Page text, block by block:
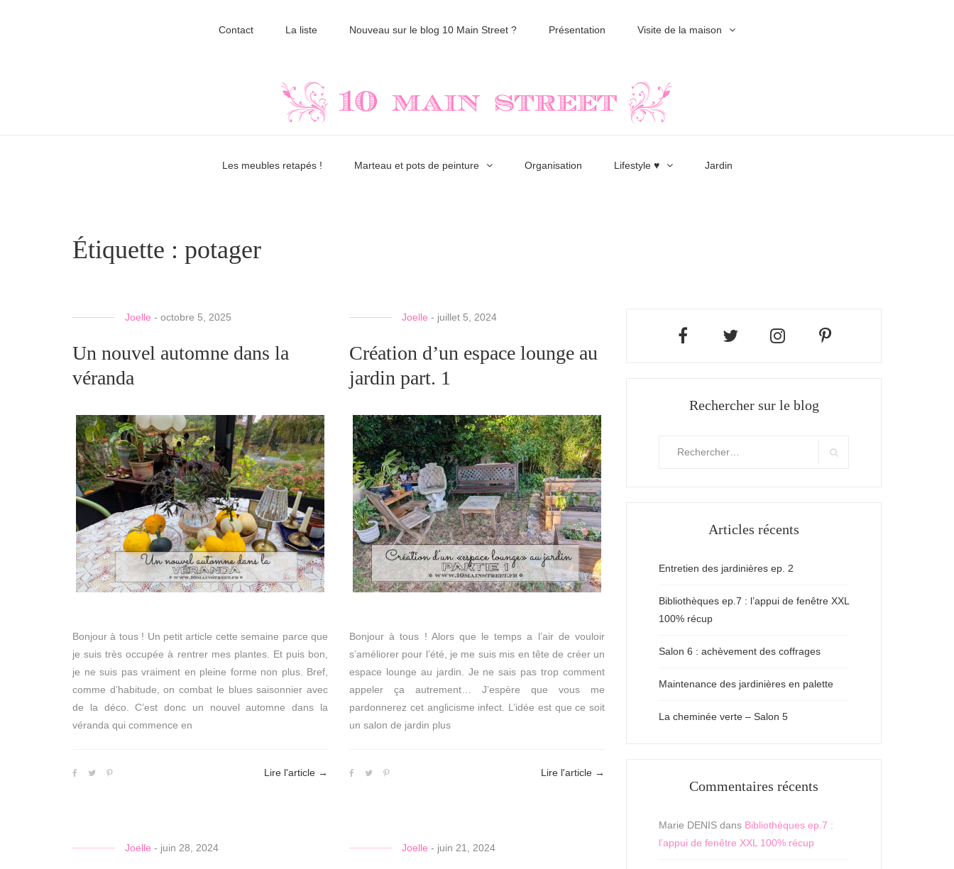
Contact La liste Nouveau sur le blog 10 Main Street ? Présentation Visite de la maison
Les meubles retapés ! Marteau et pots de peinture Organisation Lifestyle ♥ Jardin
Étiquette : potager
Joelle - octobre 5, 2025
Un nouvel automne dans la
véranda
Bonjour à tous ! Un petit article cette semaine parce que
je suis très occupée à rentrer mes plantes. Et puis bon,
je ne suis pas vraiment en pleine forme non plus. Bref,
comme d’habitude, on combat le blues saisonnier avec
de la déco. C’est donc un nouvel automne dans la
véranda qui commence en
Lire l'article →
Joelle - juillet 5, 2024
Création d’un espace lounge au
jardin part. 1
Bonjour à tous ! Alors que le temps a l’air de vouloir
s’améliorer pour l’été, je me suis mis en tête de créer un
espace lounge au jardin. Je ne sais pas trop comment
appeler ça autrement… J’espère que vous me
pardonnerez cet anglicisme infect. L’idée est que ce soit
un salon de jardin plus
Lire l'article →
Joelle - juin 28, 2024 Joelle - juin 21, 2024
Rechercher sur le blog
Articles récents
Entretien des jardinières ep. 2
Bibliothèques ep.7 : l’appui de fenêtre XXL
100% récup
Salon 6 : achèvement des coffrages
Maintenance des jardinières en palette
La cheminée verte – Salon 5
Commentaires récents
Marie DENIS dans Bibliothèques ep.7 :
l’appui de fenêtre XXL 100% récup